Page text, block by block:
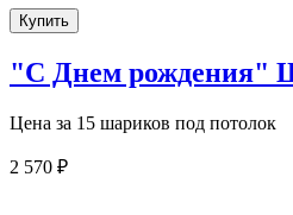
"С Днем рождения"
Цена за 15 шариков под потолок
2 570 ₽